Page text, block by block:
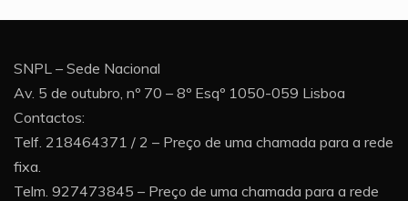
SNPL – Sede Nacional
Av. 5 de outubro, nº 70 – 8º Esqº 1050-059 Lisboa
Contactos:
Telf. 218464371 / 2 – Preço de uma chamada para a rede
fixa.
Telm. 927473845 – Preço de uma chamada para a rede